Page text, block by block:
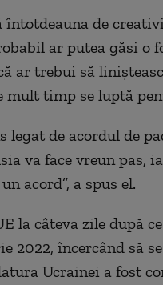
întotdeauna de
ar putea găsi o
ar trebui să
mult timp se luptă
legat de acordul de
va face vreun pas,
acord”, a spus el.
la câteva zile după
2022, încercând să
Ucrainei a fost